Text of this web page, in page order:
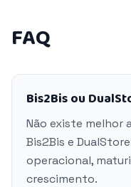
FAQ
Bis2Bis ou
Não existe melhor
Bis2Bis e
operacional,
crescimento.